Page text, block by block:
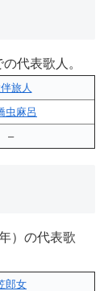
代表歌人。
旅人
虫麻呂
–
）の代表歌
郎女